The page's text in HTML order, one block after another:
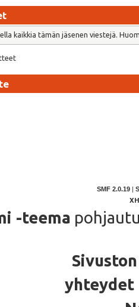
kaikkia tämän jäsenen viestejä.
SMF 2.0.19
-teema
yhteydet